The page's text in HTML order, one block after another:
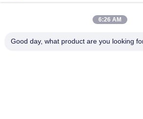
6:26 AM
Good day, what product are you looking